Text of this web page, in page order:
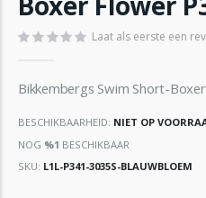
begin
de
gallerij
Laat als eerste een
Bikkembergs Swim Short-
BESCHIKBAARHEID: NIET OP
NOG %1 BESCHIKBAAR
SKU L1L-P341-3035S-BLAUWBLOEM